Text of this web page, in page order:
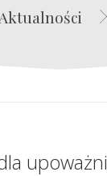
Aktualności